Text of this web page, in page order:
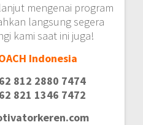
mengenai program
langsung segera
kami saat ini juga!
Indonesia
812 2880 7474
821 1346 7472